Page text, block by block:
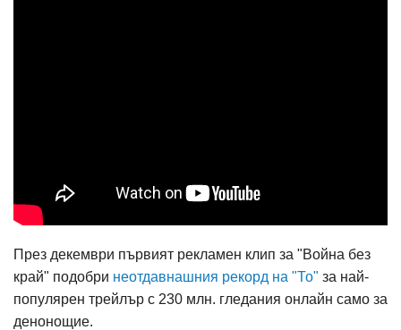
През декември първият рекламен клип за "Война без
край" подобри неотдавнашния рекорд на "То" за най-
популярен трейлър с 230 млн. гледания онлайн само за
денонощие.